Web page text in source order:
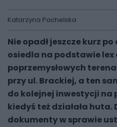
Katarzyna Pachelska
Nie opadł jeszcze kurz
osiedla na podstawie lex
poprzemysłowych
przy ul. Brackiej, a ten
do kolejnej inwestycji na
kiedyś też działała
dokumenty w sprawie